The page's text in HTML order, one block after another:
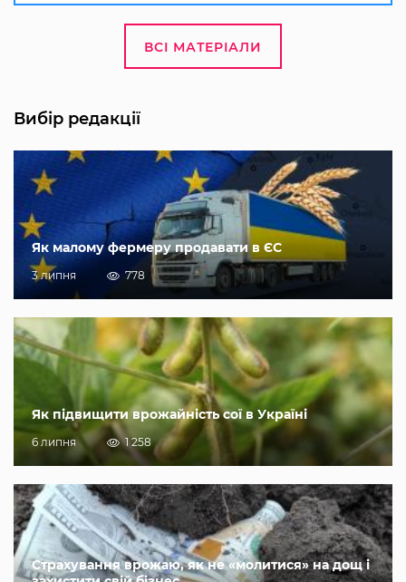
ВСІ МАТЕРІАЛИ
Вибір редакції
Як малому фермеру продавати в ЄС
3 липня 778
Як підвищити врожайність сої в Україні
6 липня 1 258
Страхування врожаю, як не «молитися» на дощ і